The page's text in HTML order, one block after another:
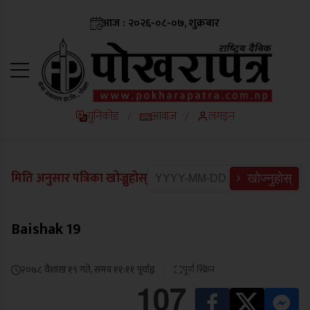
आज : २०२६-०८-०७, शुक्रबार
युनिकोड / आवाज / लगइन
मिति अनुसार पत्रिका खोज्नुहोस् खोज्नुहोस्
Baishak 19
२०७८ वैशाख १९ गते, समय ११:११ पूर्वाह्न पूर्ण स्क्रिन
107